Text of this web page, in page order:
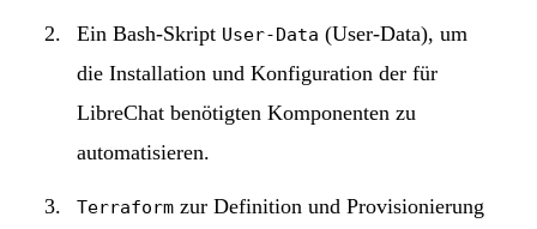
Ein Bash-Skript User-Data (User-Data), um
die Installation und Konfiguration der für
LibreChat benötigten Komponenten zu
automatisieren.
Terraform zur Definition und Provisionierung